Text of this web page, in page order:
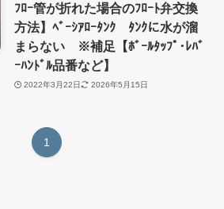
ﾌﾛｰ管が折れた場合のﾌﾛｰﾄ弁交換
方法】ﾍﾞｰｼｱﾛｰﾀﾝｸ ﾀﾝｸに水が溜
まらない ※補足【ﾎﾞｰﾙﾀｯﾌﾟ･ﾚﾊﾞ
ｰﾊﾝﾄﾞﾙ品番など】
2022年3月22日 2026年5月15日
1